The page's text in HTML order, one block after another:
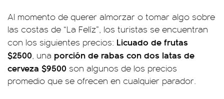
Al momento de querer almorzar o tomar algo sobre
las costas de “La Felíz”, los turistas se encuentran
con los siguientes precios: Licuado de frutas
$2500, una porción de rabas con dos latas de
cerveza $9500 son algunos de los precios
promedio que se ofrecen en cualquier parador.